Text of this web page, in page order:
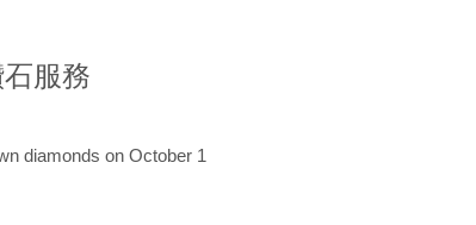
服務
diamonds on October 1